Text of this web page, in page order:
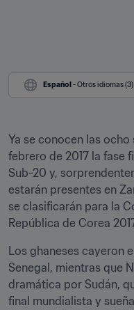
Español - Otros idiomas (3)
Ya se conocen las
febrero de 2017 la fase
Sub-20 y,
estarán presentes en
se clasificarán para la
República de Corea
Los ghaneses cayeron
Senegal, mientras que
dramática por Sudán,
final mundialista y